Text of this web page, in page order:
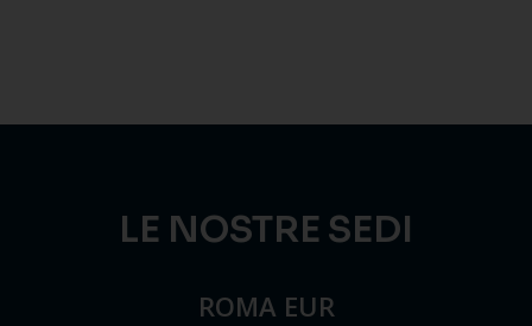
LE NOSTRE SEDI
ROMA EUR